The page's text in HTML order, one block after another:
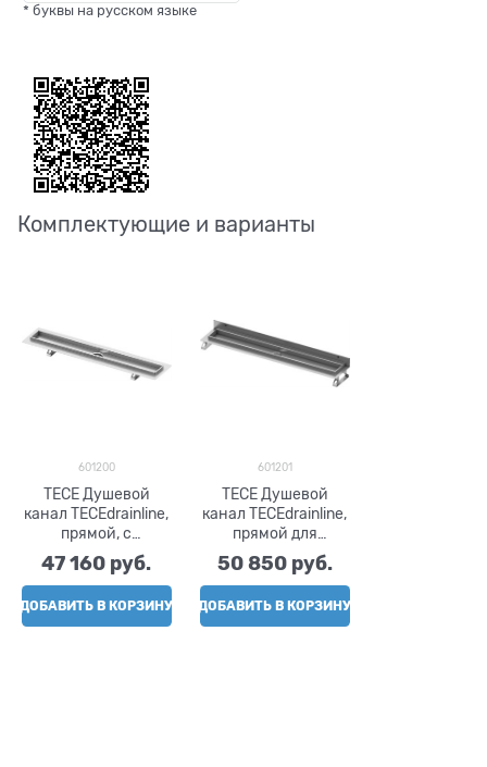
* буквы на русском языке
Комплектующие и варианты
601200
TECE Душевой
канал TECEdrainline,
прямой, с
гидроизоляционно
й лентой Seal
47 160 руб.
ДОБАВИТЬ В КОРЗИНУ
601201
TECE Душевой
канал TECEdrainline,
прямой для
пристенного
монтажа с
гидроизоляционно
й лентой Seal
System, 1200 мм
50 850 руб.
ДОБАВИТЬ В КОРЗИНУ